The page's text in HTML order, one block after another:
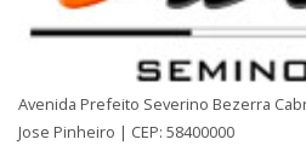
Avenida Prefeito Severino Bezerra
Jose Pinheiro | CEP: 58400000